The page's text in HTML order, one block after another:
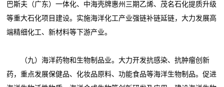
巴斯夫（广东）一体化、中海壳牌惠州三期乙烯、茂名石化提质升级
等重大石化项目建设。实施海洋化工产业强链补链延链，大力发展高
端精细化工、新材料等下游产业。
（九）海洋药物和生物制品业。大力开发抗感染、抗肿瘤创新
药，重点发展保健品、化妆品原料、功能食品等海洋生物制品。促进